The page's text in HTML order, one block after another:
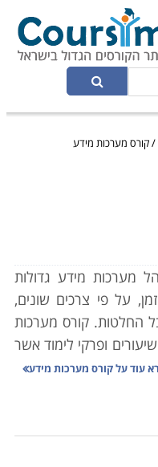
/קורס מערכות מידע
מערכות מידע גדולות
על פי צרכים שונים,
החלטות. קורס מערכות
ופרקי לימוד אשר
היבטים שונים.
כוללת או להתמחות
עוד עלקורס מערכות מידע